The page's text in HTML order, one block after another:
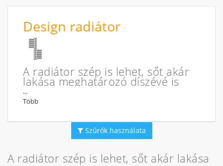
Design radiátor
A radiátor szép is lehet, sőt akár
lakása meghatározó díszévé is
válhat.
A modern dizájnradiátorok amellett, hogy praktikusak és
emelik. Legyen akár minimál stílusú, akár eklektikus vagy
mediterrán hangulatú az otthona, a Szerelvényáruház
stílusához leginkább illőt.
...
Több
Szűrők használata
A radiátor szép is lehet, sőt akár lakása